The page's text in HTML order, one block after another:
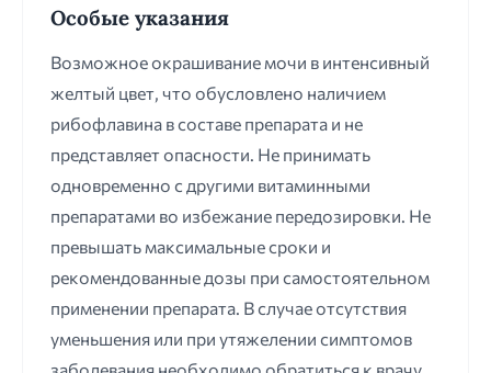
Особые указания
Возможное окрашивание мочи в интенсивный
желтый цвет, что обусловлено наличием
рибофлавина в составе препарата и не
представляет опасности. Не принимать
одновременно с другими витаминными
препаратами во избежание передозировки. Не
превышать максимальные сроки и
рекомендованные дозы при самостоятельном
применении препарата. В случае отсутствия
уменьшения или при утяжелении симптомов